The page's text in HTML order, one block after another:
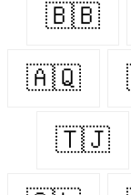
🇧🇧
🇦🇶
🇹🇯